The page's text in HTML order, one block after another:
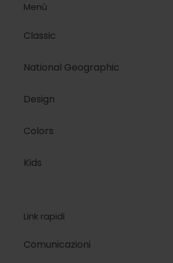
Menù
Classic
National Geographic
Design
Colors
Kids
Link rapidi
Comunicazioni